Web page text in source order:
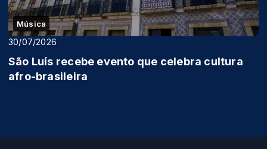
Música
30/07/2026
São Luís recebe evento que celebra cultura
afro-brasileira